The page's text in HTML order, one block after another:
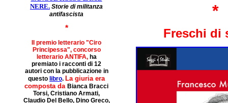
NERE. Storie di militanza
antifascista
*
Il premio letterario "Ciro
Principessa", concorso
letterario ANTIFA,ha
premiato i racconti di 12
autori con la pubblicazione in
questo libro. La giuria era
composta da Bianca Bracci
Torsi, Cristiano Armati,
Claudio Del Bello, Dino Greco,
*
Freschi di